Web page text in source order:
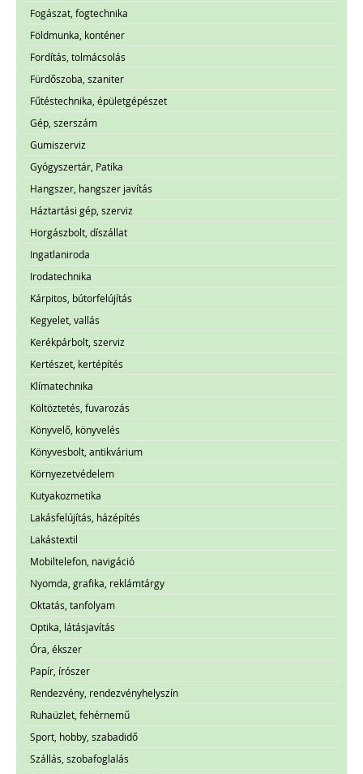
Fogászat, fogtechnika
Földmunka, konténer
Fordítás, tolmácsolás
Fürdőszoba, szaniter
Fűtéstechnika, épületgépészet
Gép, szerszám
Gumiszerviz
Gyógyszertár, Patika
Hangszer, hangszer javítás
Háztartási gép, szerviz
Horgászbolt, díszállat
Ingatlaniroda
Irodatechnika
Kárpitos, bútorfelújítás
Kegyelet, vallás
Kerékpárbolt, szerviz
Kertészet, kertépítés
Klímatechnika
Költöztetés, fuvarozás
Könyvelő, könyvelés
Könyvesbolt, antikvárium
Környezetvédelem
Kutyakozmetika
Lakásfelújítás, házépítés
Lakástextil
Mobiltelefon, navigáció
Nyomda, grafika, reklámtárgy
Oktatás, tanfolyam
Optika, látásjavítás
Óra, ékszer
Papír, írószer
Rendezvény, rendezvényhelyszín
Ruhaüzlet, fehérnemű
Sport, hobby, szabadidő
Szállás, szobafoglalás